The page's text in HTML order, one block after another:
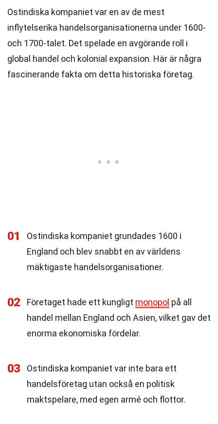
Ostindiska kompaniet var en av de mest
inflytelserika handelsorganisationerna under 1600-
och 1700-talet. Det spelade en avgörande roll i
global handel och kolonial expansion. Här är några
fascinerande fakta om detta historiska företag.
01
Ostindiska kompaniet grundades 1600 i
England och blev snabbt en av världens
mäktigaste handelsorganisationer.
02 Företaget hade ett kungligt monopol på all
handel mellan England och Asien, vilket gav det
enorma ekonomiska fördelar.
03
Ostindiska kompaniet var inte bara ett
handelsföretag utan också en politisk
maktspelare, med egen armé och flottor.